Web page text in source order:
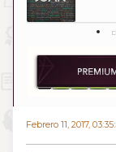
Febrero 11, 2017,